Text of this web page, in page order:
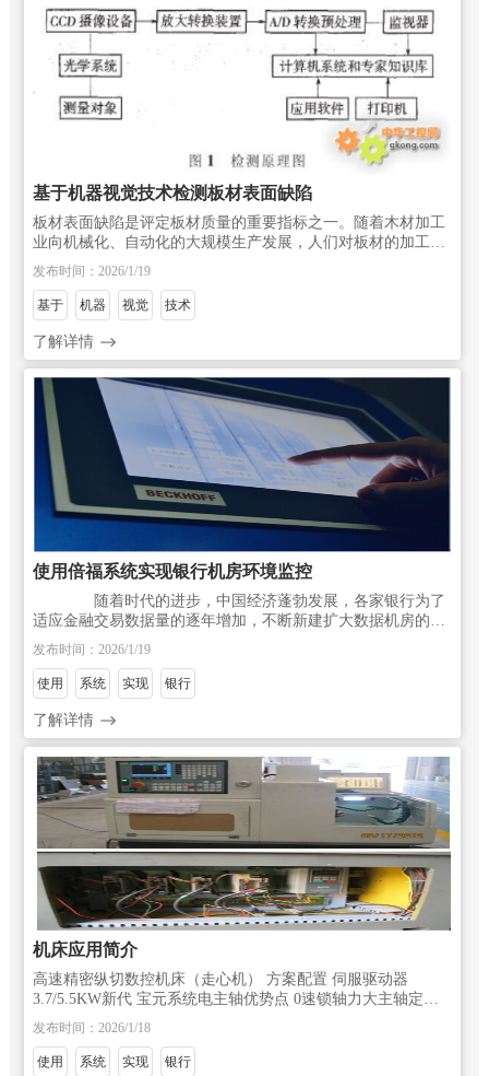
基于机器视觉技术检测板材表面缺陷
板材表面缺陷是评定板材质量的重要指标之一。随着木材加工
业向机械化、自动化的大规模生产发展，人们对板材的加工质
量，尤其是表面缺陷给予了越来越多的重视，因而表面缺陷检
测技术变得越来越重要。木材缺陷是木材
发布时间：2026/1/19
基于 机器 视觉 技术
了解详情
使用倍福系统实现银行机房环境监控
随着时代的进步，中国经济蓬勃发展，各家银行为了
适应金融交易数据量的逐年增加，不断新建扩大数据机房的规
模，提升整体的数据吞吐能力，提高自身的竞争力，更好地服
务中国的金融事业。 金融数据通讯
发布时间：2026/1/19
使用 系统 实现 银行
了解详情
机床应用简介
高速精密纵切数控机床（走心机） 方案配置 伺服驱动器
3.7/5.5KW新代 宝元系统电主轴优势点 0速锁轴力大主轴定位
精度高定位时间短负载突变时，转矩响应快，速度稳定性好加
减速时间短，生产效率高五轴联
发布时间：2026/1/18
使用 系统 实现 银行